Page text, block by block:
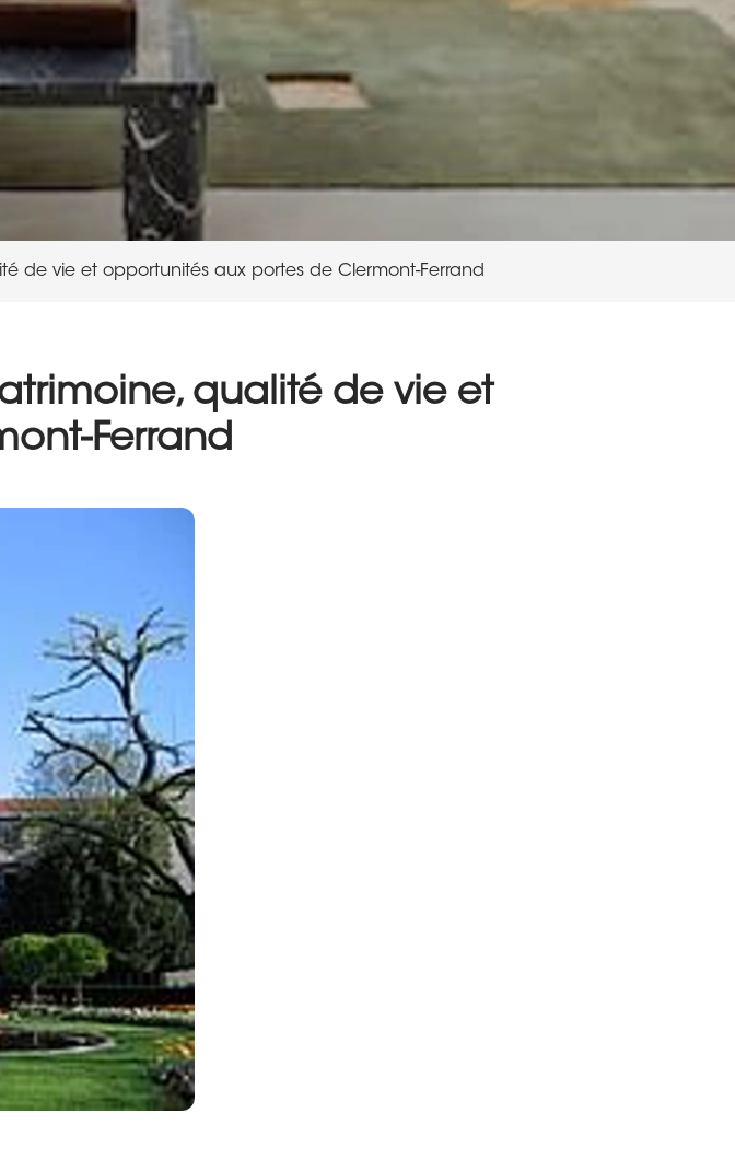
de vie et opportunités aux portes de Clermont-Ferrand
qualité de vie et
Ferrand